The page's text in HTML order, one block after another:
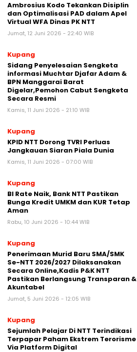
Ambrosius Kodo Tekankan Disiplin
dan Optimalisasi PAD dalam Apel
Virtual WFA Dinas PK NTT
Jumat, 12 Juni 2026 - 22:40 WIB
Kupang
Sidang Penyelesaian Sengketa
informasi Muchtar Djafar Adam &
BPN Manggarai Barat
Digelar,Pemohon Cabut Sengketa
Secara Resmi
Kamis, 11 Juni 2026 - 21:10 WIB
Kupang
KPID NTT Dorong TVRI Perluas
Jangkauan Siaran Piala Dunia
Kamis, 11 Juni 2026 - 07:00 WIB
Kupang
BI Rate Naik, Bank NTT Pastikan
Bunga Kredit UMKM dan KUR Tetap
Aman
Rabu, 10 Juni 2026 - 10:44 WIB
Kupang
Penerimaan Murid Baru SMA/SMK
Se-NTT 2026/2027 Dilaksanakan
Secara Online,Kadis P&K NTT
Pastikan Berlangsung Transparan &
Akuntabel
Jumat, 5 Juni 2026 - 12:05 WIB
Kupang
Sejumlah Pelajar Di NTT Terindikasi
Terpapar Paham Ekstrem Terorisme
Via Platform Digital